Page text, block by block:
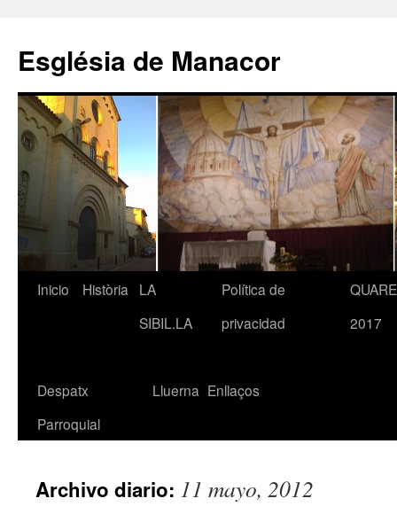
contenido
Església de Manacor
Inicio Història
LA
SIBIL.LA
Política de
privacidad
2017
Despatx
Parroquial
Lluerna Enllaços
Archivo diario: 11 mayo, 2012